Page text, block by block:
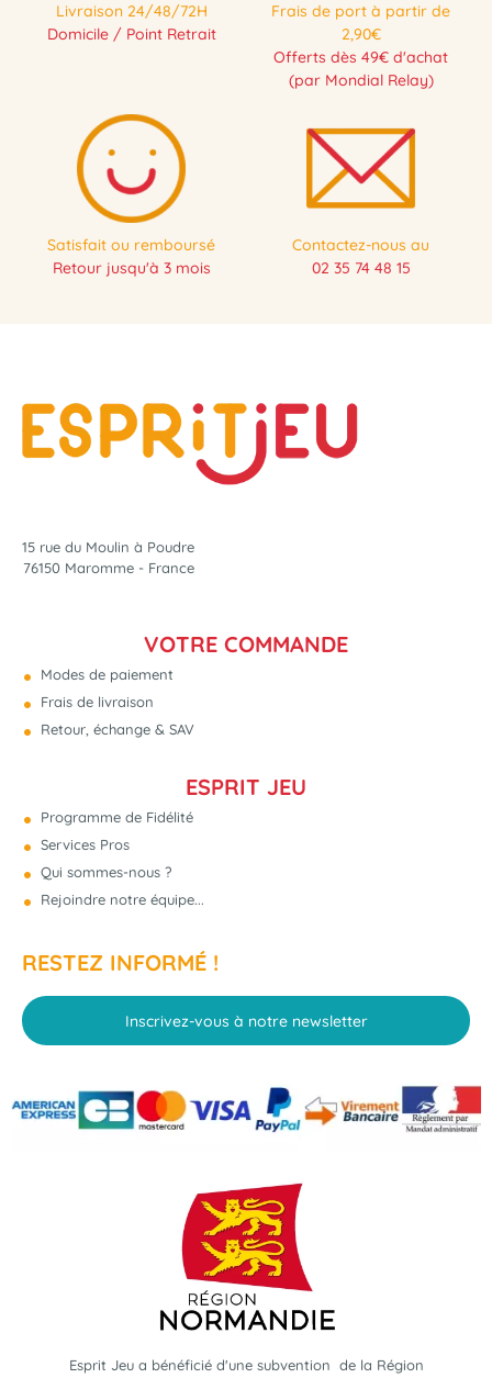
Livraison 24/48/72H
Domicile / Point Retrait
Frais de port à partir de
2,90€
Offerts dès 49€ d'achat
(par Mondial Relay)
Satisfait ou remboursé
Retour jusqu'à 3 mois
Contactez-nous au
02 35 74 48 15
15 rue du Moulin à Poudre
76150 Maromme - France
VOTRE COMMANDE
Modes de paiement
Frais de livraison
Retour, échange & SAV
ESPRIT JEU
Programme de Fidélité
Services Pros
Qui sommes-nous ?
Rejoindre notre équipe...
RESTEZ INFORMÉ !
Inscrivez-vous à notre newsletter
Esprit Jeu a bénéficié d'une subvention de la Région